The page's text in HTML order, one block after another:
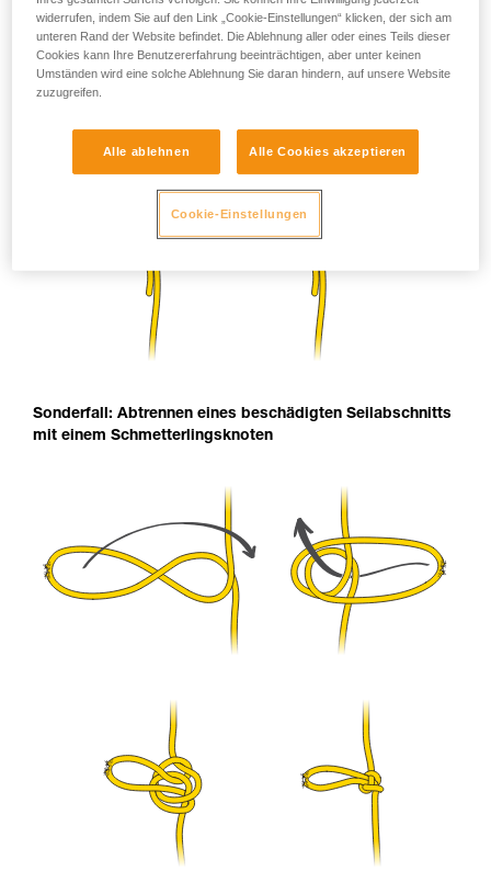
Sonderfall: Abtrennen eines beschädigten Seilabschnitts
mit einem Schmetterlingsknoten
widerrufen, indem Sie auf den Link „Cookie-Einstellungen“ klicken, der sich am
unteren Rand der Website befindet. Die Ablehnung aller oder eines Teils dieser
Cookies kann Ihre Benutzererfahrung beeinträchtigen, aber unter keinen
Umständen wird eine solche Ablehnung Sie daran hindern, auf unsere Website
zuzugreifen.
Alle ablehnen Alle Cookies akzeptieren
Cookie-Einstellungen